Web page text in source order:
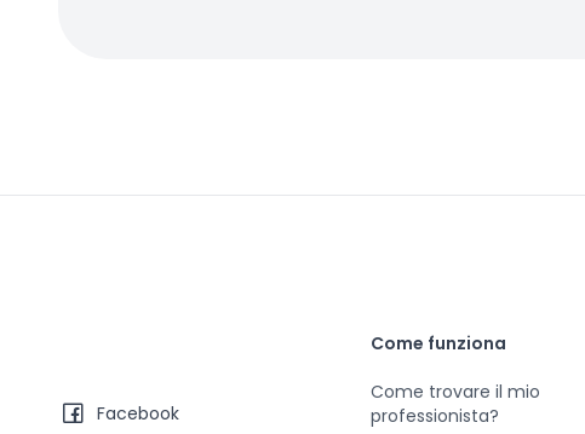
Facebook
Come funziona
Come trovare il mio
professionista?